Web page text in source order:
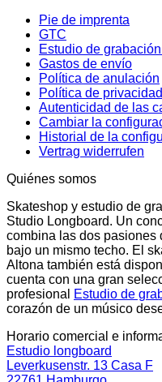
Pie de imprenta
GTC
Estudio de
Gastos de envío
Política de anulación
Política de privacidad
Autenticidad de las
Cambiar la
Historial de la
Vertrag widerrufen
Quiénes somos
Skateshop y estudio de
Studio Longboard. Un
combina las dos pasiones
bajo un mismo techo. El
Altona también está
cuenta con una gran
profesional
Estudio de
corazón de un músico
Horario comercial e
Estudio longboard
Leverkusenstr. 13 Casa F